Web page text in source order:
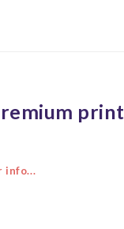
print
info...